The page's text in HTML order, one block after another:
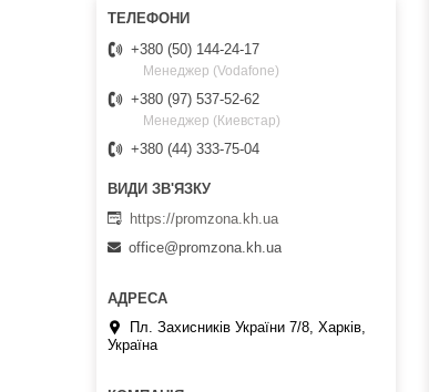
+380 (50) 144-24-17
Менеджер (Vodafone)
+380 (97) 537-52-62
Менеджер (Киевстар)
+380 (44) 333-75-04
https://promzona.kh.ua
office@promzona.kh.ua
Пл. Захисників України 7/8, Харків,
Україна